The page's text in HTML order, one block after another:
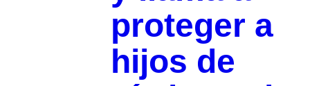
proteger a
hijos de